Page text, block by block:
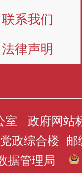
联系我们
法律声明
室 政府网站
政综合楼 邮
据管理局